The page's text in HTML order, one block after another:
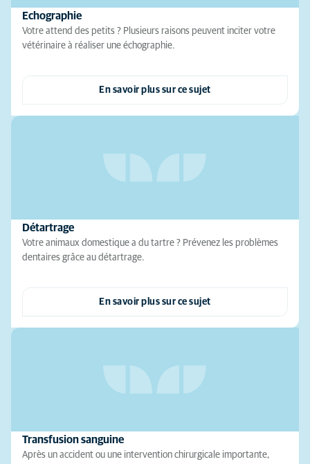
Echographie
Votre attend des petits ? Plusieurs raisons peuvent inciter votre
vétérinaire à réaliser une échographie.
En savoir plus sur ce sujet
Détartrage
Votre animaux domestique a du tartre ? Prévenez les problèmes
dentaires grâce au détartrage.
En savoir plus sur ce sujet
Transfusion sanguine
Après un accident ou une intervention chirurgicale importante,